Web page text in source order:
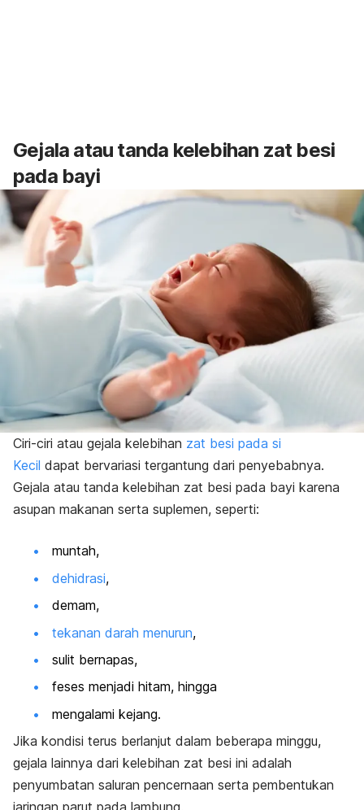
Gejala atau tanda kelebihan zat besi
pada bayi
Ciri-ciri atau gejala kelebihan zat besi pada si
Kecil dapat bervariasi tergantung dari penyebabnya.
Gejala atau tanda kelebihan zat besi pada bayi karena
asupan makanan serta suplemen, seperti:
muntah,
dehidrasi,
demam,
tekanan darah menurun,
sulit bernapas,
feses menjadi hitam, hingga
mengalami kejang.
Jika kondisi terus berlanjut dalam beberapa minggu,
gejala lainnya dari kelebihan zat besi ini adalah
penyumbatan saluran pencernaan serta pembentukan